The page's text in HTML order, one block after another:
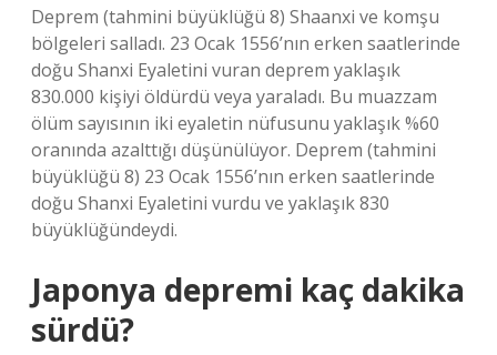
Deprem (tahmini büyüklüğü 8) Shaanxi ve komşu
bölgeleri salladı. 23 Ocak 1556’nın erken saatlerinde
doğu Shanxi Eyaletini vuran deprem yaklaşık
830.000 kişiyi öldürdü veya yaraladı. Bu muazzam
ölüm sayısının iki eyaletin nüfusunu yaklaşık %60
oranında azalttığı düşünülüyor. Deprem (tahmini
büyüklüğü 8) 23 Ocak 1556’nın erken saatlerinde
doğu Shanxi Eyaletini vurdu ve yaklaşık 830
büyüklüğündeydi.
Japonya depremi kaç dakika
sürdü?